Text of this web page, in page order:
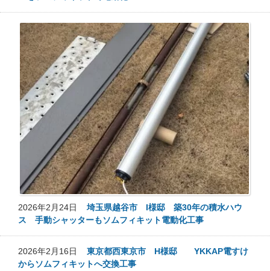
2026年2月24日 埼玉県越谷市 I様邸 築30年の積水ハウ
ス 手動シャッターもソムフィキット電動化工事
2026年2月16日 東京都西東京市 H様邸 YKKAP電すけ
からソムフィキットへ交換工事